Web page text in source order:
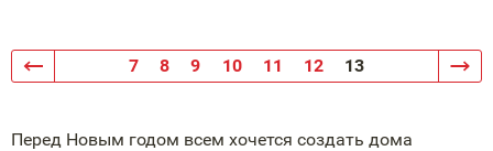
7 8 9 10 11 12 13
Перед Новым годом всем хочется создать дома